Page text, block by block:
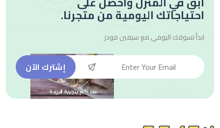
احتياجاتك اليومية من متجرنا.
ابدأ تسوقك اليومي معسيفين فودز
إشترك الآن